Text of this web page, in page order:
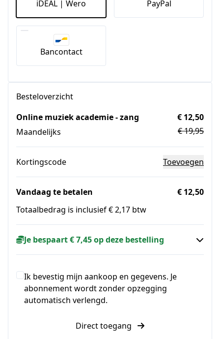
iDEAL | Wero PayPal
Bancontact
Besteloverzicht
Online muziek academie - zang
Maandelijks
€ 12,50
€ 19,95
Kortingscode Toevoegen
Vandaag te betalen
€ 12,50
Totaalbedrag is inclusief € 2,17 btw
Je bespaart € 7,45 op deze bestelling
Ik bevestig mijn aankoop en gegevens. Je
abonnement wordt zonder opzegging
automatisch verlengd.
Direct toegang